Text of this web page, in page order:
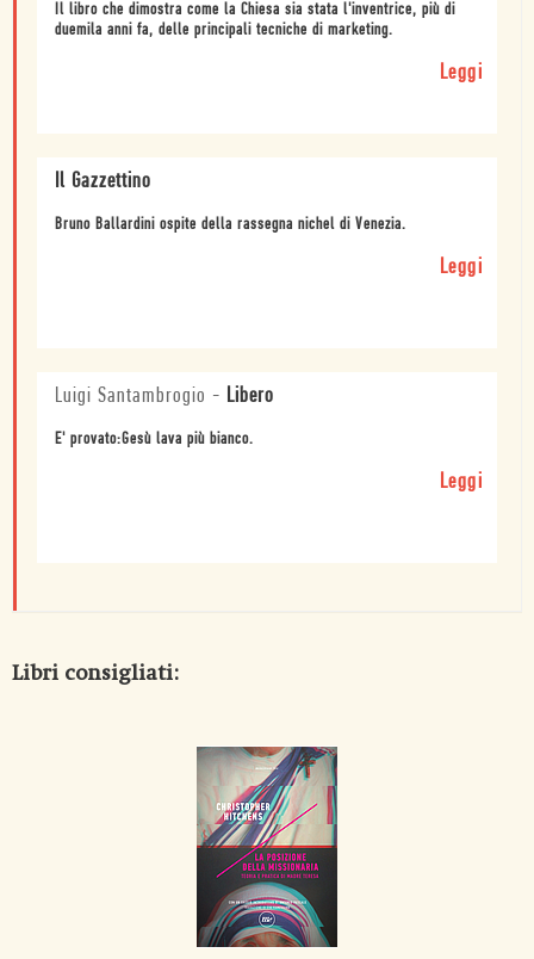
Il libro che dimostra come la Chiesa sia stata l'inventrice, più di
duemila anni fa, delle principali tecniche di marketing.
Leggi
Il Gazzettino
Bruno Ballardini ospite della rassegna nichel di Venezia.
Leggi
Luigi Santambrogio - Libero
E' provato:Gesù lava più bianco.
Leggi
Libri consigliati: